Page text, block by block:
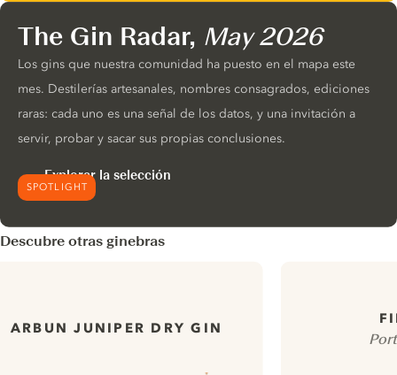
SPOTLIGHT
The Gin Radar, May 2026
Los gins que nuestra comunidad ha puesto en el mapa este
mes. Destilerías artesanales, nombres consagrados, ediciones
raras: cada uno es una señal de los datos, y una invitación a
servir, probar y sacar sus propias conclusiones.
Explorar la selección
Descubre otras ginebras
ARBUN JUNIPER DRY GIN